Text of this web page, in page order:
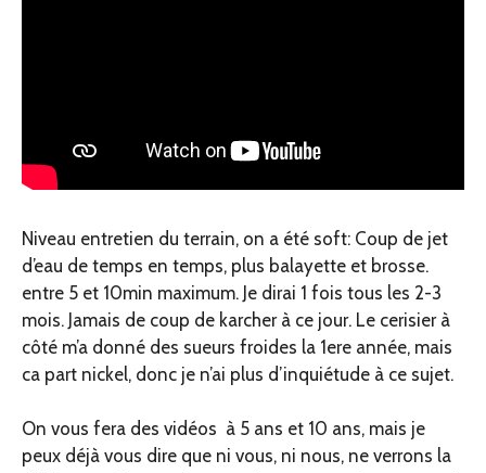
Niveau entretien du terrain, on a été soft: Coup de jet
d’eau de temps en temps, plus balayette et brosse.
entre 5 et 10min maximum. Je dirai 1 fois tous les 2-3
mois. Jamais de coup de karcher à ce jour. Le cerisier à
côté m’a donné des sueurs froides la 1ere année, mais
ca part nickel, donc je n’ai plus d’inquiétude à ce sujet.
On vous fera des vidéos à 5 ans et 10 ans, mais je
peux déjà vous dire que ni vous, ni nous, ne verrons la